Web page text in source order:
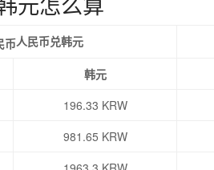
人民币兑韩元
韩元
196.33 KRW
981.65 KRW